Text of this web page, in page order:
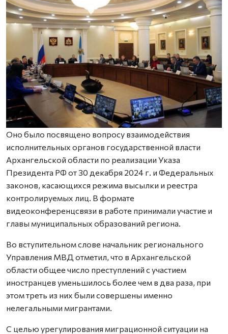
Оно было посвящено вопросу взаимодействия
исполнительных органов государственной власти
Архангельской области по реализации Указа
Президента РФ от 30 декабря 2024 г. и Федеральных
законов, касающихся режима высылки и реестра
контролируемых лиц. В формате
видеоконференцсвязи в работе принимали участие и
главы муниципальных образований региона.
Во вступительном слове начальник регионального
Управления МВД отметил, что в Архангельской
области общее число преступлений с участием
иностранцев уменьшилось более чем в два раза, при
этом треть из них были совершены именно
нелегальными мигрантами.
С целью урегулирования миграционной ситуации на